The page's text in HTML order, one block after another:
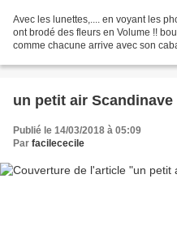
Avec les lunettes,.... en voyant les
ont brodé des fleurs en Volume !!
comme chacune arrive avec son
un petit air Scandinave
Publié le 14/03/2018 à 05:09
Par facilececile